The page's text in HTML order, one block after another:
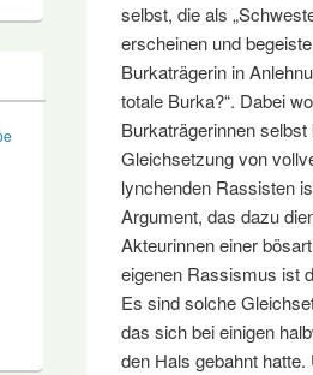
selbst, die als
erscheinen und
Burkaträgerin in
totale Burka?“. Dabei
Burkaträgerinnen
Gleichsetzung von
lynchenden Rassisten
Argument, das dazu
Akteurinnen einer
eigenen Rassismus ist
Es sind solche
das sich bei einigen
den Hals gebahnt